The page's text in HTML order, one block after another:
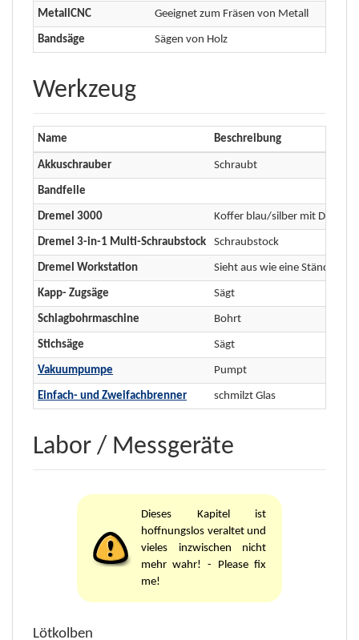
MetallCNC Geeignet zum Fräsen von Metall
Bandsäge Sägen von Holz
Werkzeug
Name Beschreibung
Akkuschrauber Schraubt
Bandfeile
Dremel 3000 Koffer blau/silber mit Dremel
Dremel 3-in-1 Multi-Schraubstock Schraubstock
Dremel Workstation Sieht aus wie eine
Kapp- Zugsäge Sägt
Schlagbohrmaschine Bohrt
Stichsäge Sägt
Vakuumpumpe Pumpt
Einfach- und Zweifachbrenner schmilzt Glas
Labor / Messgeräte
Dieses Kapitel ist
hoffnungslos veraltet und
vieles inzwischen nicht
mehr wahr! - Please fix
me!
Lötkolben